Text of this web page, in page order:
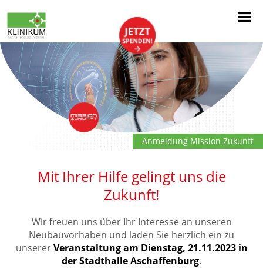
Anmeldung Mission Zukunft
Mit Ihrer Hilfe gelingt uns die
Zukunft!
Wir freuen uns über Ihr Interesse an unseren
Neubauvorhaben und laden Sie herzlich ein zu
unsererVeranstaltung am Dienstag, 21.11.2023 in
der Stadthalle Aschaffenburg.